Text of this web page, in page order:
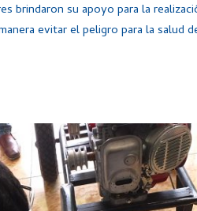
brindaron su apoyo para la
evitar el peligro para la salud